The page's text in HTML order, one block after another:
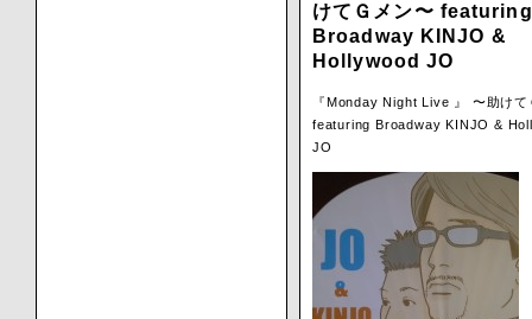
けてＧメン〜 featuring
Broadway KINJO &
Hollywood JO
『Monday Night Live 』 〜助けて
featuring Broadway KINJO &
JO